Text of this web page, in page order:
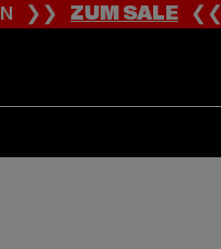
❯❯ZUM SALE❮❮